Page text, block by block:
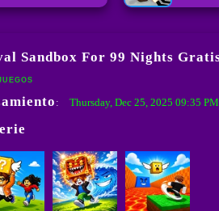
Sandbox For 99 Nights
: Thursday, Dec 25, 2025 09:35